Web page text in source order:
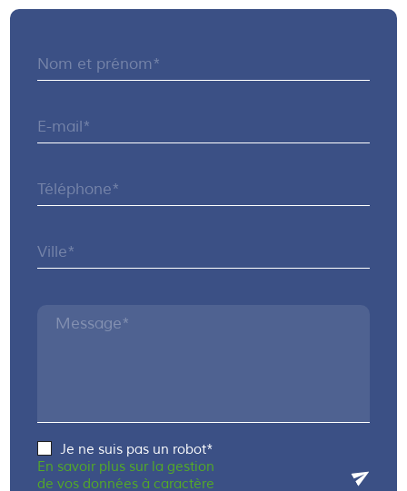
Nom et prénom*
E-mail*
Téléphone*
Ville*
Message*
Je ne suis pas un robot*
En savoir plus sur la gestion
de vos données à caractère